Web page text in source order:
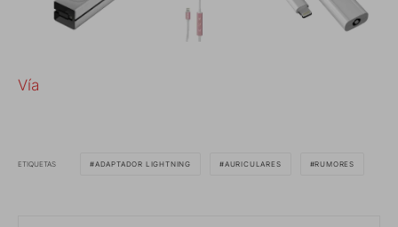
Vía
ETIQUETAS ADAPTADOR LIGHTNING AURICULARES RUMORES